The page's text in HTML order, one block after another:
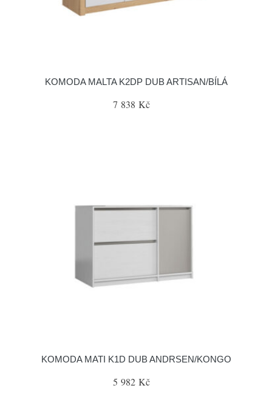
KOMODA MALTA K2DP DUB ARTISAN/BÍLÁ
7 838 Kč
KOMODA MATI K1D DUB ANDRSEN/KONGO
5 982 Kč